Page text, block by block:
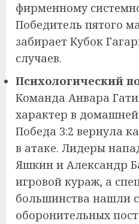
фирменному
Победитель пятого
забирает Кубок
случаев.
Психологический
Команда Анвара
характер в домашней
Победа 3:2 вернула
в атаке. Лидеры
Яшкин и Александр
игровой кураж, а
большинства нашли
оборонительных